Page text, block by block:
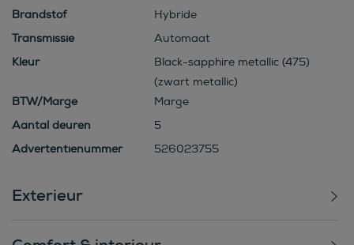
Brandstof
Hybride
Transmissie
Automaat
Kleur
Black-sapphire metallic (475)
(zwart metallic)
BTW/Marge
Marge
Aantal deuren
5
Advertentienummer
526023755
Exterieur